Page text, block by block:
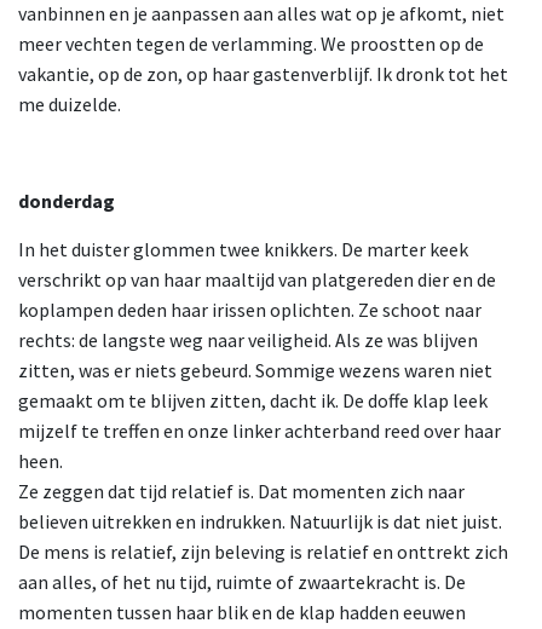
vanbinnen en je aanpassen aan alles wat op je afkomt, niet
meer vechten tegen de verlamming. We proostten op de
vakantie, op de zon, op haar gastenverblijf. Ik dronk tot het
me duizelde.
donderdag
In het duister glommen twee knikkers. De marter keek
verschrikt op van haar maaltijd van platgereden dier en de
koplampen deden haar irissen oplichten. Ze schoot naar
rechts: de langste weg naar veiligheid. Als ze was blijven
zitten, was er niets gebeurd. Sommige wezens waren niet
gemaakt om te blijven zitten, dacht ik. De doffe klap leek
mijzelf te treffen en onze linker achterband reed over haar
heen.
Ze zeggen dat tijd relatief is. Dat momenten zich naar
believen uitrekken en indrukken. Natuurlijk is dat niet juist.
De mens is relatief, zijn beleving is relatief en onttrekt zich
aan alles, of het nu tijd, ruimte of zwaartekracht is. De
momenten tussen haar blik en de klap hadden eeuwen